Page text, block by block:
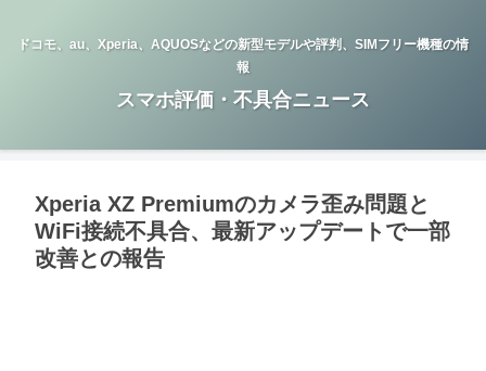
ドコモ、au、Xperia、AQUOSなどの新型モデルや評判、SIMフリー機種の情
報
スマホ評価・不具合ニュース
Xperia XZ Premiumのカメラ歪み問題と
WiFi接続不具合、最新アップデートで一部
改善との報告